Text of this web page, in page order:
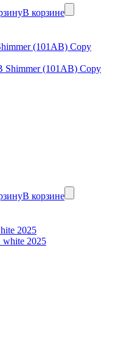
В корзине
(101AB) Copy
В корзине
2025